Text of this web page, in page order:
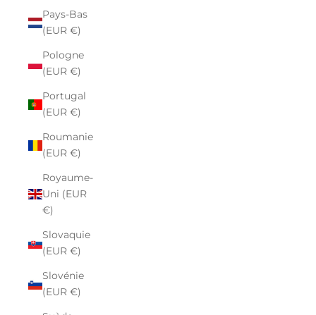
Pays-Bas
(EUR €)
Pologne
(EUR €)
Portugal
(EUR €)
Roumanie
(EUR €)
Royaume-
Uni (EUR
€)
Slovaquie
(EUR €)
Slovénie
(EUR €)